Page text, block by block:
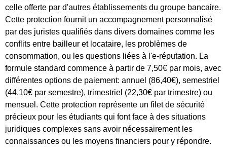
celle offerte par d'autres établissements du groupe bancaire.
Cette protection fournit un accompagnement personnalisé
par des juristes qualifiés dans divers domaines comme les
conflits entre bailleur et locataire, les problèmes de
consommation, ou les questions liées à l'e-réputation. La
formule standard commence à partir de 7,50€ par mois, avec
différentes options de paiement: annuel (86,40€), semestriel
(44,10€ par semestre), trimestriel (22,30€ par trimestre) ou
mensuel. Cette protection représente un filet de sécurité
précieux pour les étudiants qui font face à des situations
juridiques complexes sans avoir nécessairement les
connaissances ou les moyens financiers pour y répondre.